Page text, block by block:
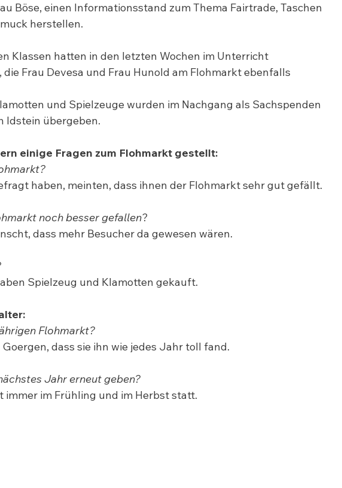
Böse, einen Informationsstand zum Thema Fairtrade, Taschen
herstellen.
Klassen hatten in den letzten Wochen im Unterricht
Frau Devesa und Frau Hunold am Flohmarkt ebenfalls
und Spielzeuge wurden im Nachgang als Sachspenden
Idstein übergeben.
einige Fragen zum Flohmarkt gestellt:
haben, meinten, dass ihnen der Flohmarkt sehr gut gefällt.
noch besser gefallen?
dass mehr Besucher da gewesen wären.
Spielzeug und Klamotten gekauft.
Flohmarkt?
dass sie ihn wie jedes Jahr toll fand.
Jahr erneut geben?
immer im Frühling und im Herbst statt.